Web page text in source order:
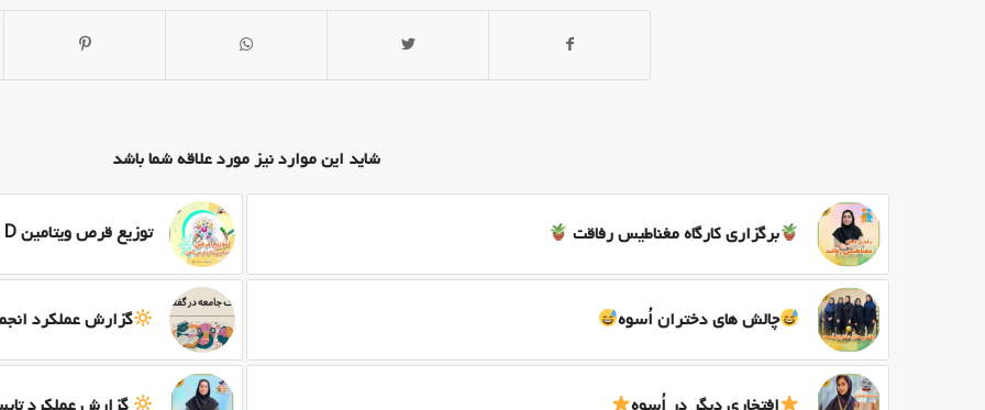
شاید این موارد نیز مورد علاقه شما باشد
توزیع قرص ویتامین D و آهن برگزاری کارگاه مغناطیس رفاقت
گزارش عملکرد چالش های دختران اُسوه